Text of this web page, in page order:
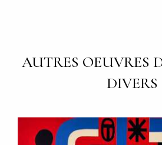
AUTRES OEUVRES
DIVERS